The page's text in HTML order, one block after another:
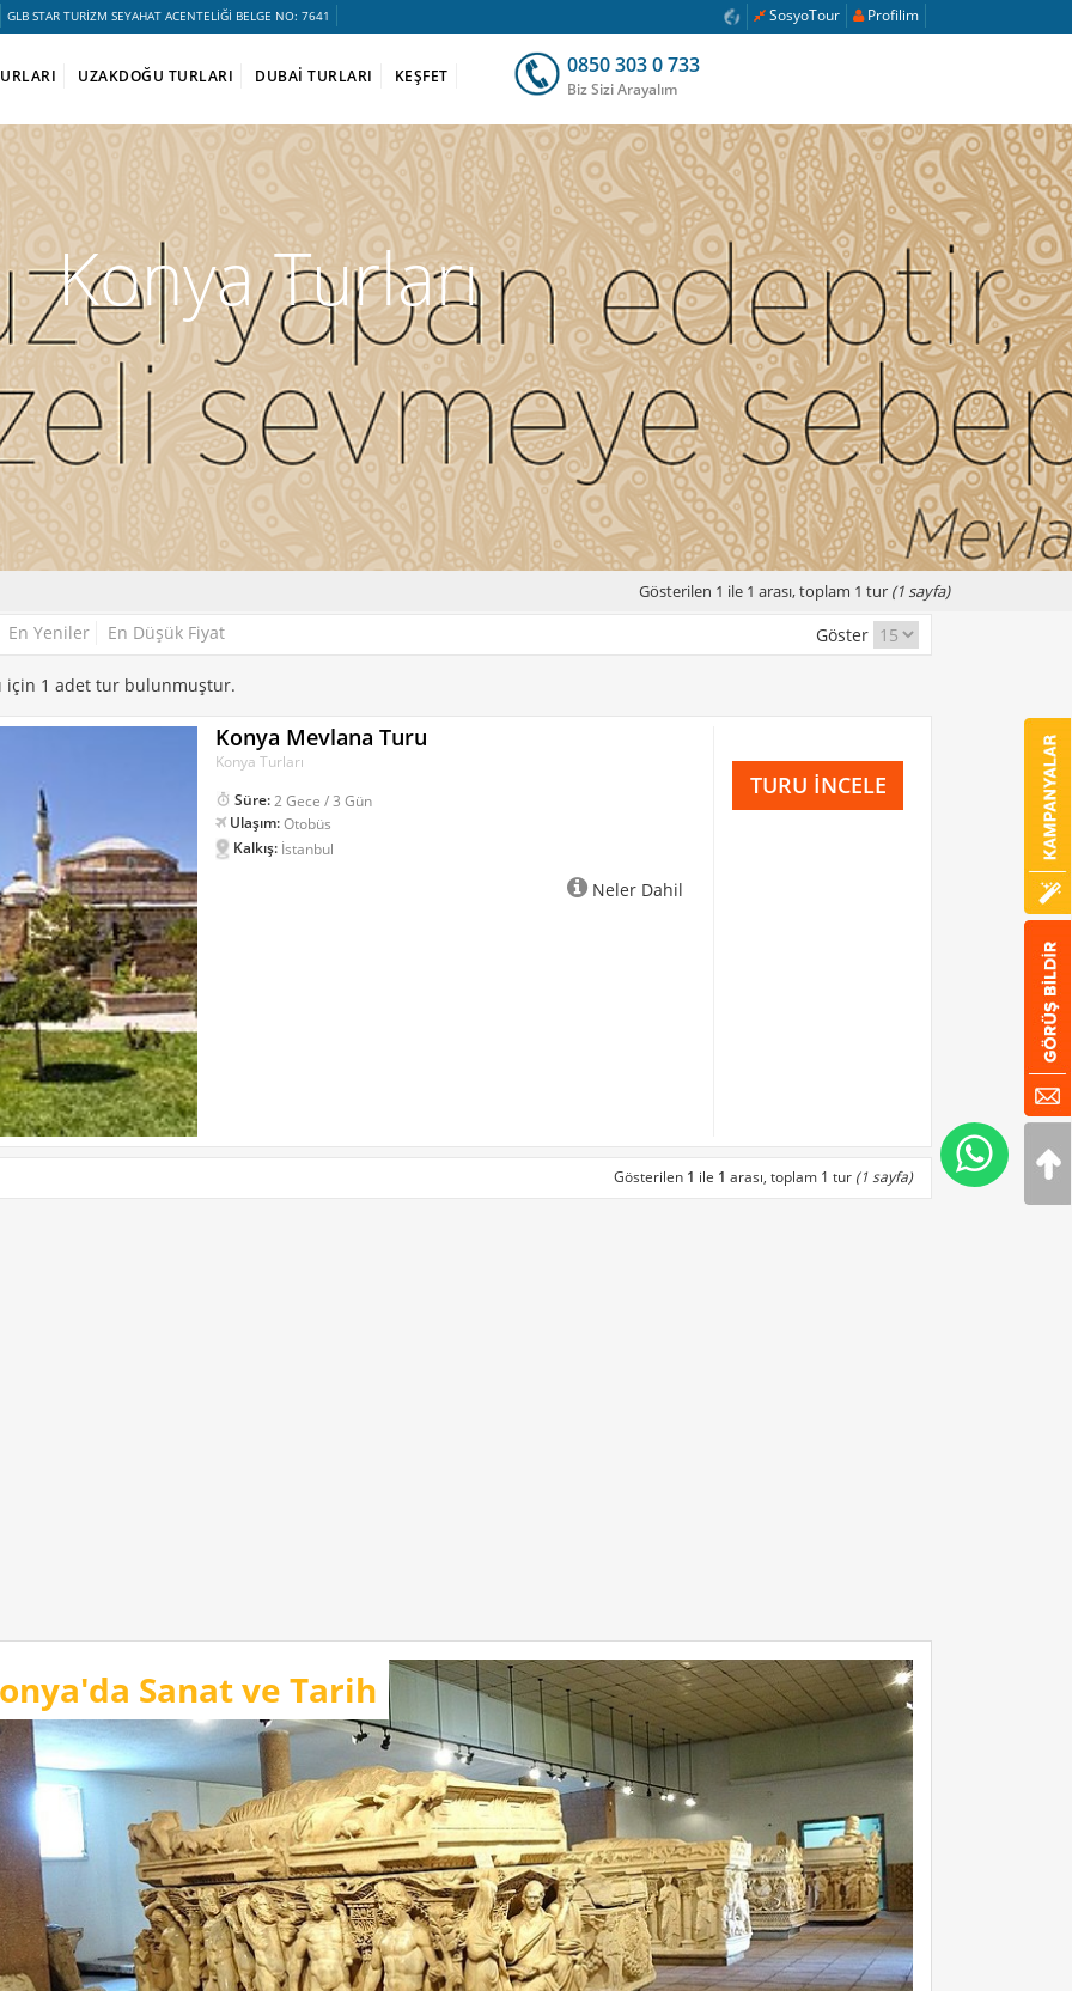
GLB STAR TURİZM SEYAHAT ACENTELİĞİ BELGE NO: 7641 Profilim
SosyoTour
UZAKDOĞU TURLARI DUBAİ TURLARI KEŞFET 0850 303 0 733
Biz Sizi Arayalım
Konya Turları
Gösterilen 1 ile 1 arası, toplam 1 tur (1 sayfa)
En Yeniler En Düşük Fiyat Göster
için 1 adet tur bulunmuştur.
Konya Mevlana Turu
Konya Turları
Süre:2 Gece / 3 Gün
Ulaşım:Otobüs
Kalkış: İstanbul
Neler Dahil
TURU İNCELE
Gösterilen 1 ile 1 arası, toplam 1 tur (1 sayfa)
Sanat ve Tarih